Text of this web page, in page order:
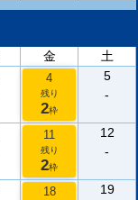
金 土
4
残り
2枠
5
-
11
残り
2枠
12
-
18
19